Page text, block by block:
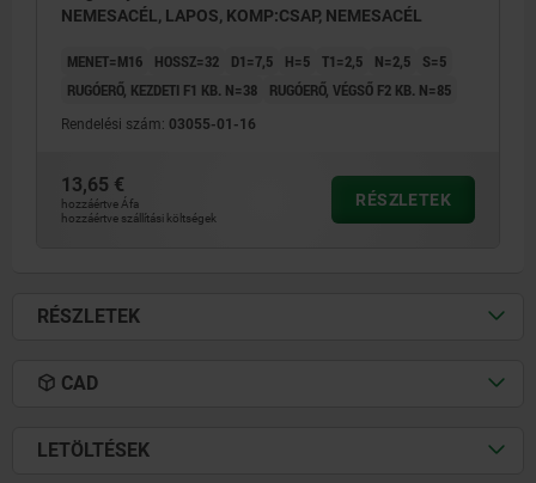
NEMESACÉL, LAPOS, KOMP:CSAP, NEMESACÉL
MENET=M16 HOSSZ=32 D1=7,5 H=5 T1=2,5 N=2,5
S=5
RUGÓERŐ, KEZDETI F1 KB. N=38
RUGÓERŐ, VÉGSŐ F2 KB. N=85
Rendelési szám: 03055-01-16
13,65 €
hozzáértve Áfa
hozzáértve szállítási költségek
RÉSZLETEK
RÉSZLETEK
CAD
LETÖLTÉSEK